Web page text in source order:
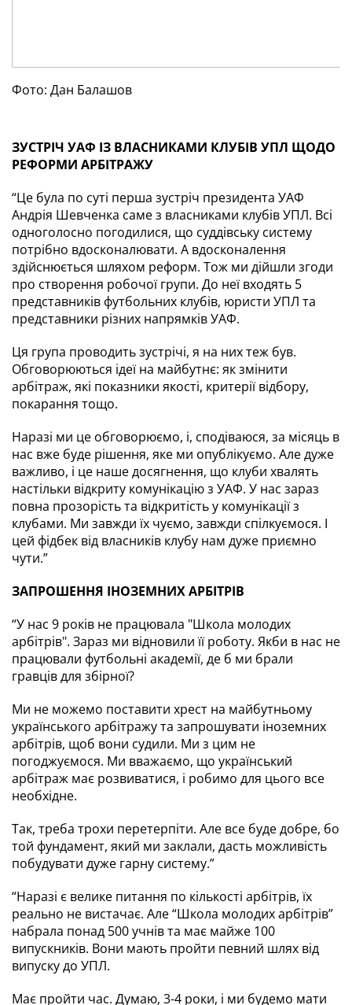
Фото: Дан Балашов
ЗУСТРІЧ УАФ ІЗ ВЛАСНИКАМИ КЛУБІВ УПЛ ЩОДО
РЕФОРМИ АРБІТРАЖУ
“Це була по суті перша зустріч президента УАФ
Андрія Шевченка саме з власниками клубів УПЛ. Всі
одноголосно погодилися, що суддівську систему
потрібно вдосконалювати. А вдосконалення
здійснюється шляхом реформ. Тож ми дійшли згоди
про створення робочої групи. До неї входять 5
представників футбольних клубів, юристи УПЛ та
представники різних напрямків УАФ.
Ця група проводить зустрічі, я на них теж був.
Обговорюються ідеї на майбутнє: як змінити
арбітраж, які показники якості, критерії відбору,
покарання тощо.
Наразі ми це обговорюємо, і, сподіваюся, за місяць в
нас вже буде рішення, яке ми опублікуємо. Але дуже
важливо, і це наше досягнення, що клуби хвалять
настільки відкриту комунікацію з УАФ. У нас зараз
повна прозорість та відкритість у комунікації з
клубами. Ми завжди їх чуємо, завжди спілкуємося. І
цей фідбек від власників клубу нам дуже приємно
чути.”
ЗАПРОШЕННЯ ІНОЗЕМНИХ АРБІТРІВ
“У нас 9 років не працювала "Школа молодих
арбітрів". Зараз ми відновили її роботу. Якби в нас не
працювали футбольні академії, де б ми брали
гравців для збірної?
Ми не можемо поставити хрест на майбутньому
українського арбітражу та запрошувати іноземних
арбітрів, щоб вони судили. Ми з цим не
погоджуємося. Ми вважаємо, що український
арбітраж має розвиватися, і робимо для цього все
необхідне.
Так, треба трохи перетерпіти. Але все буде добре, бо
той фундамент, який ми заклали, дасть можливість
побудувати дуже гарну систему.”
“Наразі є велике питання по кількості арбітрів, їх
реально не вистачає. Але “Школа молодих арбітрів”
набрала понад 500 учнів та має майже 100
випускників. Вони мають пройти певний шлях від
випуску до УПЛ.
Має пройти час. Думаю, 3-4 роки, і ми будемо мати